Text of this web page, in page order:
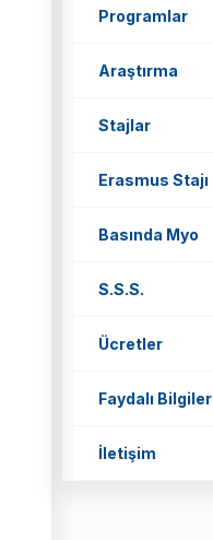
Programlar
Araştırma
Stajlar
Erasmus Stajı
Basında Myo
S.S.S.
Ücretler
Faydalı Bilgiler
İletişim